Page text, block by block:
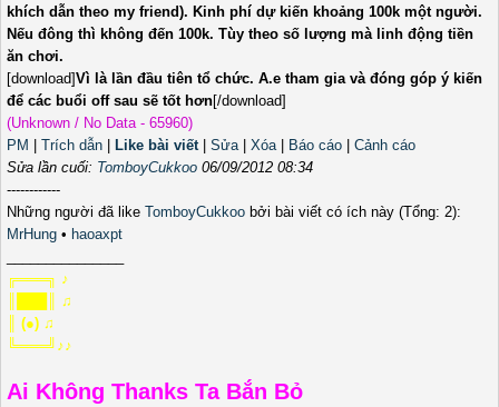
khích dẫn theo my friend). Kinh phí dự kiến khoảng 100k một người.
Nếu đông thì không đến 100k. Tùy theo số lượng mà linh động tiền
ăn chơi.
[download]Vì là lần đầu tiên tổ chức. A.e tham gia và đóng góp ý kiến
để các buổi off sau sẽ tốt hơn[/download]
(Unknown / No Data - 65960)
PM
Trích dẫn Like bài viết| Sửa| Xóa| Báo cáo
Cảnh cáo
Sửa lần cuối: TomboyCukkoo 06/09/2012 08:34
------------
Những người đã like TomboyCukkoo bởi bài viết có ích này (Tổng: 2):
MrHung • haoaxpt
╔═══╗ ♪
║███║ ♫
║ (●) ♫
╚═══╝♪♪
Ai Không Thanks Ta Bắn Bỏ